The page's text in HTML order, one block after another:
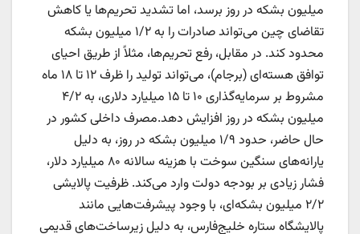
میلیون بشکه در روز برسد، اما تشدید تحریم‌ها یا کاهش
تقاضای چین می‌تواند صادرات را به ۱/۲ میلیون بشکه
محدود کند. در مقابل، رفع تحریم‌ها، مثلاً از طریق احیای
توافق هسته‌ای (برجام)، می‌تواند تولید را ظرف ۱۲ تا ۱۸ ماه
مشروط بر سرمایه‌گذاری ۱۰ تا ۱۵ میلیارد دلاری، به ۴/۲
میلیون بشکه در روز افزایش دهد.مصرف داخلی کشور در
حال حاضر، حدود ۱/۹ میلیون بشکه در روز، به دلیل
یارانه‌های سنگین سوخت با هزینه سالانه ۸۰ میلیارد دلار،
فشار زیادی بر بودجه دولت وارد می‌کند. ظرفیت پالایشی
۲/۲ میلیون بشکه‌ای، با وجود پیشرفت‌هایی مانند
پالایشگاه ستاره خلیج‌فارس، به دلیل زیرساخت‌های قدیمی